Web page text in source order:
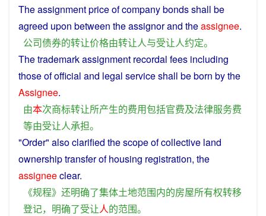
Theassignmentpriceofcompanybondsshall be
agreed upon between theassignorand theassignee.
公司债券的转让价格由转让人与受让人约定。
Thetrademarkassignment recordal fees including
those of official and legal serviceshall beborn bythe
Assignee.
由本次商标转让所产生的费用包括官费及法律服务费
等由受让人承担。
"Order" alsoclarified thescopeofcollective land
ownershiptransferofhousing registration, the
assigneeclear.
《规程》 还明确了集体土地范围内的房屋所有权转移
登记， 明确了受让人的范围。